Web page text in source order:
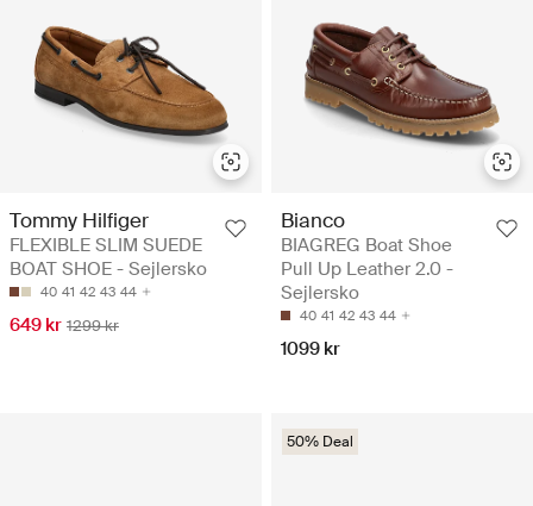
Tommy Hilfiger
FLEXIBLE SLIM SUEDE
BOAT SHOE - Sejlersko
40 41 42 43 44
649 kr 1299 kr
Bianco
BIAGREG Boat Shoe
Pull Up Leather 2.0 -
Sejlersko
40 41 42 43 44
1099 kr
50% Deal